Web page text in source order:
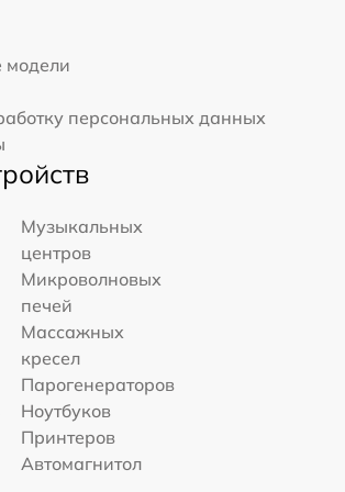
модели
персональных данных
Музыкальных
центров
Микроволновых
печей
Массажных
кресел
Парогенераторов
Ноутбуков
Принтеров
Автомагнитол